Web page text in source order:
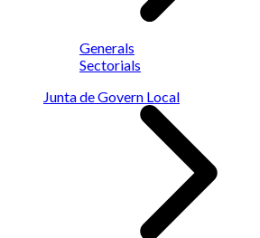
Generals
Sectorials
Junta de Govern Local